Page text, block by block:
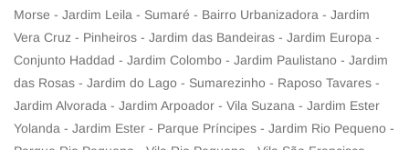
Morse - Jardim Leila - Sumaré - Bairro Urbanizadora - Jardim
Vera Cruz - Pinheiros - Jardim das Bandeiras - Jardim Europa -
Conjunto Haddad - Jardim Colombo - Jardim Paulistano - Jardim
das Rosas - Jardim do Lago - Sumarezinho - Raposo Tavares -
Jardim Alvorada - Jardim Arpoador - Vila Suzana - Jardim Ester
Yolanda - Jardim Ester - Parque Príncipes - Jardim Rio Pequeno -